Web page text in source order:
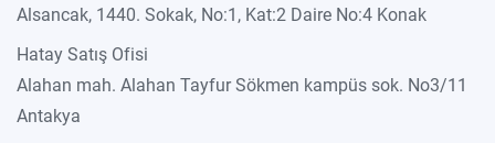
Alsancak, 1440. Sokak, No:1, Kat:2 Daire No:4 Konak
Hatay Satış Ofisi
Alahan mah. Alahan Tayfur Sökmen kampüs sok. No3/11
Antakya